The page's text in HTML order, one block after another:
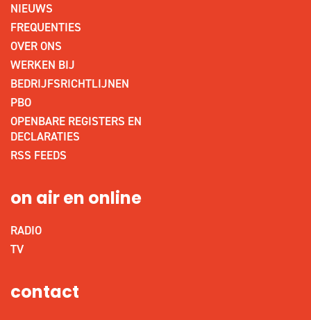
NIEUWS
FREQUENTIES
OVER ONS
WERKEN BIJ
BEDRIJFSRICHTLIJNEN
PBO
OPENBARE REGISTERS EN
DECLARATIES
RSS FEEDS
on air en online
RADIO
TV
contact